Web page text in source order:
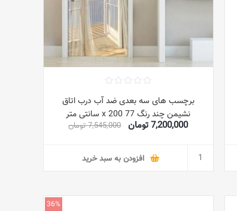
برچسب های سه بعدی ضد آب درب اتاق
نشیمن چند رنگ 77 x 200 سانتی متر
7,200,000 تومان 7,545,000 تومان
افزودن به سبد خرید
36%